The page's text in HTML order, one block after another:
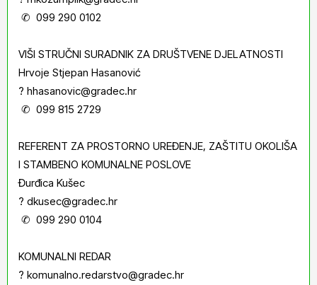
✆ 099 290 0102
VIŠI STRUČNI SURADNIK ZA DRUŠTVENE DJELATNOSTI
Hrvoje Stjepan Hasanović
? hhasanovic@gradec.hr
✆ 099 815 2729
REFERENT ZA PROSTORNO UREĐENJE, ZAŠTITU OKOLIŠA
I STAMBENO KOMUNALNE POSLOVE
Đurđica Kušec
? dkusec@gradec.hr
✆ 099 290 0104
KOMUNALNI REDAR
? komunalno.redarstvo@gradec.hr